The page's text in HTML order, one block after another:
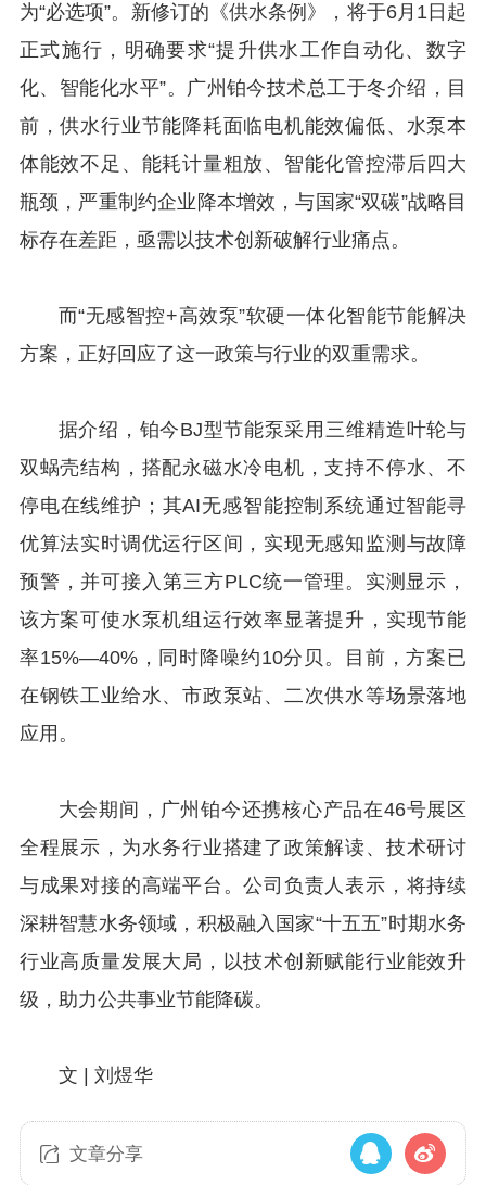
为“必选项”。新修订的《供水条例》，将于6月1日起
正式施行，明确要求“提升供水工作自动化、数字
化、智能化水平”。广州铂今技术总工于冬介绍，目
前，供水行业节能降耗面临电机能效偏低、水泵本
体能效不足、能耗计量粗放、智能化管控滞后四大
瓶颈，严重制约企业降本增效，与国家“双碳”战略目
标存在差距，亟需以技术创新破解行业痛点。
而“无感智控+高效泵”软硬一体化智能节能解决
方案，正好回应了这一政策与行业的双重需求。
据介绍，铂今BJ型节能泵采用三维精造叶轮与
双蜗壳结构，搭配永磁水冷电机，支持不停水、不
停电在线维护；其AI无感智能控制系统通过智能寻
优算法实时调优运行区间，实现无感知监测与故障
预警，并可接入第三方PLC统一管理。实测显示，
该方案可使水泵机组运行效率显著提升，实现节能
率15%—40%，同时降噪约10分贝。目前，方案已
在钢铁工业给水、市政泵站、二次供水等场景落地
应用。
大会期间，广州铂今还携核心产品在46号展区
全程展示，为水务行业搭建了政策解读、技术研讨
与成果对接的高端平台。公司负责人表示，将持续
深耕智慧水务领域，积极融入国家“十五五”时期水务
行业高质量发展大局，以技术创新赋能行业能效升
级，助力公共事业节能降碳。
文 | 刘煜华
文章分享